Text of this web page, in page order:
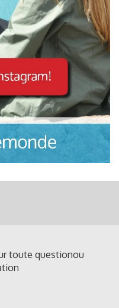
toute questionou